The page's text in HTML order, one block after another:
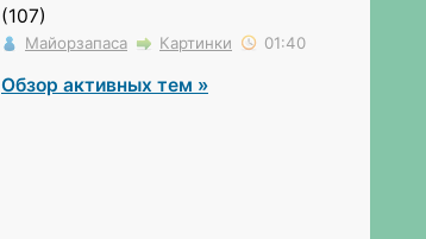
(107)
Майорзапаса Картинки 01:40
Обзор активных тем »